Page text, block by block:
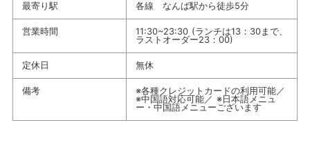
最寄り駅 各線 なんば駅から徒歩5分
営業時間
11:30~23:30 (ランチは13：30まで、
ラストオーダー23：00)
定休日 無休
備考
※各種クレジットカードの利用可能／
※中国語対応可能／ ※日本語メニュ
ー・中国語メニューございます